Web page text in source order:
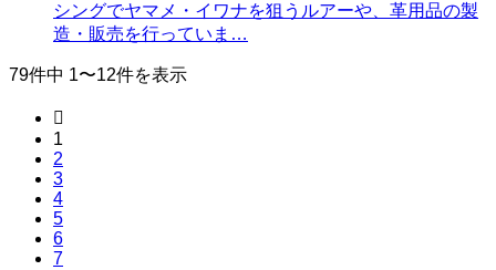
シングでヤマメ・イワナを狙うルアーや、革用品の製
造・販売を行っていま…
79件中 1〜12件を表示

1
2
3
4
5
6
7